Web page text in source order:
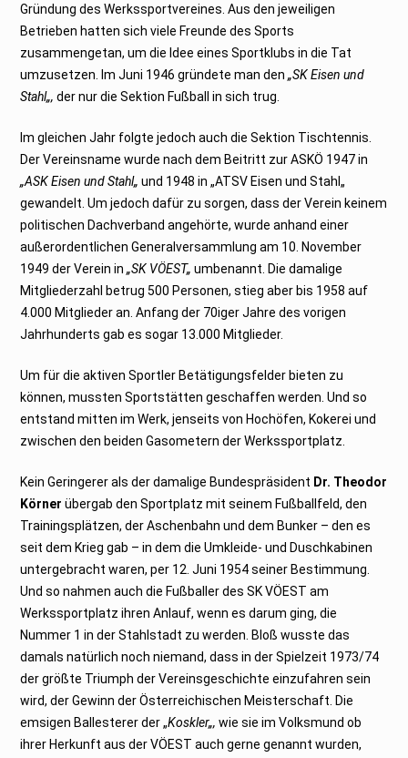
Gründung des Werkssportvereines. Aus den jeweiligen
Betrieben hatten sich viele Freunde des Sports
zusammengetan, um die Idee eines Sportklubs in die Tat
umzusetzen. Im Juni 1946 gründete man den„SK Eisen und
Stahl„, der nur die Sektion Fußball in sich trug.
Im gleichen Jahr folgte jedoch auch die Sektion Tischtennis.
Der Vereinsname wurde nach dem Beitritt zur ASKÖ 1947 in
„ASK Eisen und Stahl„ und 1948 in „ATSV Eisen und Stahl„
gewandelt. Um jedoch dafür zu sorgen, dass der Verein keinem
politischen Dachverband angehörte, wurde anhand einer
außerordentlichen Generalversammlung am 10. November
1949 der Verein in „SK VÖEST„ umbenannt. Die damalige
Mitgliederzahl betrug 500 Personen, stieg aber bis 1958 auf
4.000 Mitglieder an. Anfang der 70iger Jahre des vorigen
Jahrhunderts gab es sogar 13.000 Mitglieder.
Um für die aktiven Sportler Betätigungsfelder bieten zu
können, mussten Sportstätten geschaffen werden. Und so
entstand mitten im Werk, jenseits von Hochöfen, Kokerei und
zwischen den beiden Gasometern der Werkssportplatz.
Kein Geringerer als der damalige Bundespräsident Dr. Theodor
Körner übergab den Sportplatz mit seinem Fußballfeld, den
Trainingsplätzen, der Aschenbahn und dem Bunker – den es
seit dem Krieg gab – in dem die Umkleide- und Duschkabinen
untergebracht waren, per 12. Juni 1954 seiner Bestimmung.
Und so nahmen auch die Fußballer des SK VÖEST am
Werkssportplatz ihren Anlauf, wenn es darum ging, die
Nummer 1 in der Stahlstadt zu werden. Bloß wusste das
damals natürlich noch niemand, dass in der Spielzeit 1973/74
der größte Triumph der Vereinsgeschichte einzufahren sein
wird, der Gewinn der Österreichischen Meisterschaft. Die
emsigen Ballesterer der „Koskler„, wie sie im Volksmund ob
ihrer Herkunft aus der VÖEST auch gerne genannt wurden,